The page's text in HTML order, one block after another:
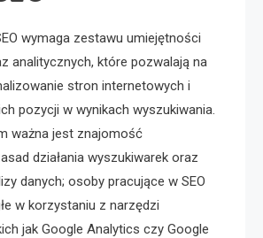
wymaga zestawu umiejętności
analitycznych, które pozwalają na
stron internetowych i
pozycji w wynikach wyszukiwania.
ważna jest znajomość
działania wyszukiwarek oraz
danych; osoby pracujące w SEO
w korzystaniu z narzędzi
jak Google Analytics czy Google